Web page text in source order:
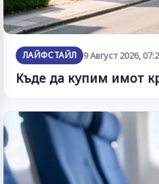
ЛАЙФСТАЙЛ 9 Август 2026,
Къде да купим имот